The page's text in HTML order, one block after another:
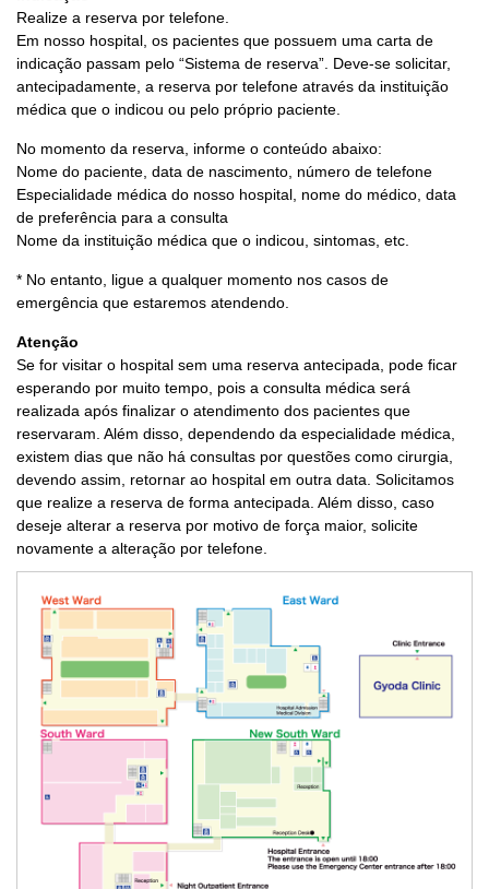
Realize a reserva por telefone.
Em nosso hospital, os pacientes que possuem uma carta de
indicação passam pelo “Sistema de reserva”. Deve-se solicitar,
antecipadamente, a reserva por telefone através da instituição
médica que o indicou ou pelo próprio paciente.
No momento da reserva, informe o conteúdo abaixo:
Nome do paciente, data de nascimento, número de telefone
Especialidade médica do nosso hospital, nome do médico, data
de preferência para a consulta
Nome da instituição médica que o indicou, sintomas, etc.
* No entanto, ligue a qualquer momento nos casos de
emergência que estaremos atendendo.
Atenção
Se for visitar o hospital sem uma reserva antecipada, pode ficar
esperando por muito tempo, pois a consulta médica será
realizada após finalizar o atendimento dos pacientes que
reservaram. Além disso, dependendo da especialidade médica,
existem dias que não há consultas por questões como cirurgia,
devendo assim, retornar ao hospital em outra data. Solicitamos
que realize a reserva de forma antecipada. Além disso, caso
deseje alterar a reserva por motivo de força maior, solicite
novamente a alteração por telefone.